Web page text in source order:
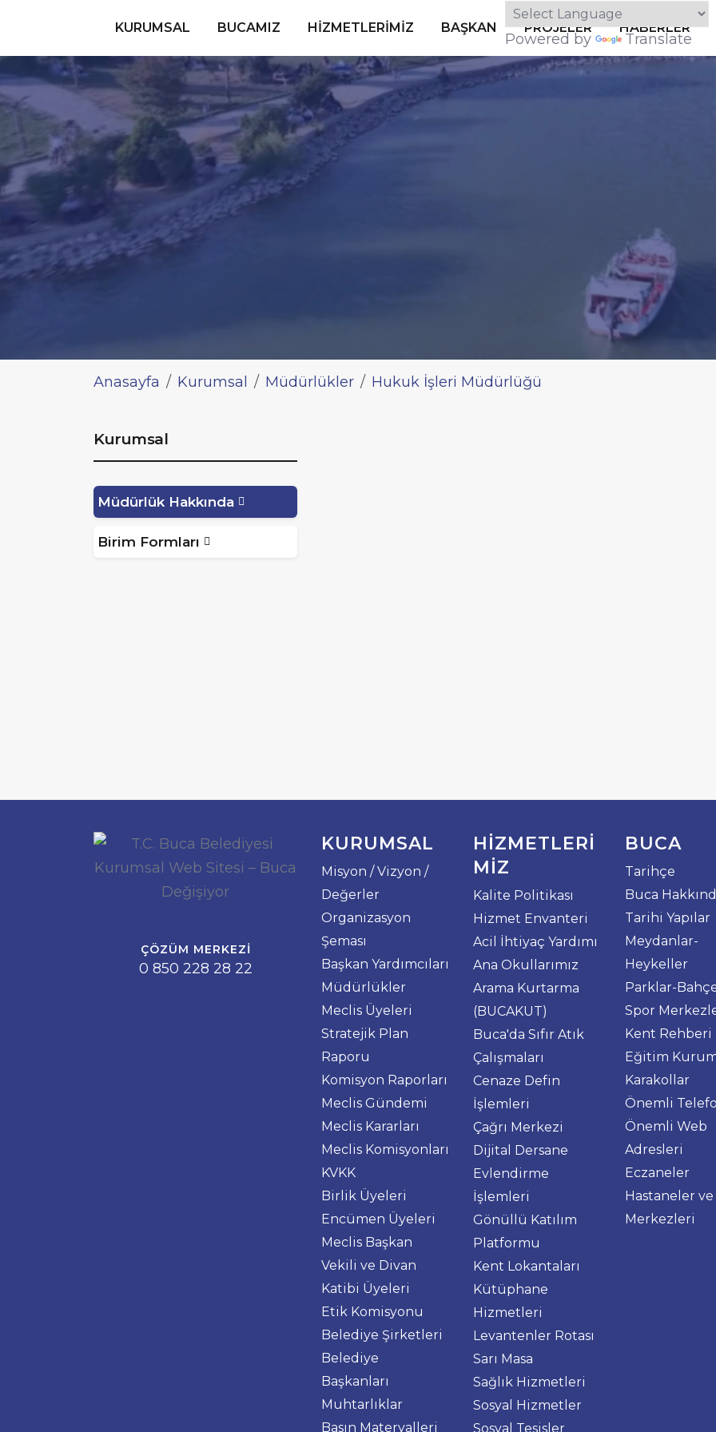
Powered by Translate
KURUMSAL BUCAMIZ HIZMETLERIMIZ BAŞKAN PROJELER HABERLER
Anasayfa Kurumsal Müdürlükler Hukuk İşleri Müdürlüğü
Kurumsal
Müdürlük Hakkında
Birim Formları
ÇÖZÜM MERKEZI
0 850 228 28 22
KURUMSAL
Misyon / Vizyon /
Değerler
Organizasyon
Şeması
Başkan Yardımcıları
Müdürlükler
Meclis Üyeleri
Stratejik Plan
Raporu
Komisyon Raporları
Meclis Gündemi
Meclis Kararları
Meclis Komisyonları
KVKK
Birlik Üyeleri
Encümen Üyeleri
Meclis Başkan
Vekili ve Divan
Katibi Üyeleri
Etik Komisyonu
Belediye Şirketleri
Belediye
Başkanları
Muhtarlıklar
Basın Materyalleri
HIZMETLERI
MIZ
Kalite Politikası
Hizmet Envanteri
Acil İhtiyaç Yardımı
Ana Okullarımız
Arama Kurtarma
(BUCAKUT)
Buca'da Sıfır Atık
Çalışmaları
Cenaze Defin
İşlemleri
Çağrı Merkezi
Dijital Dersane
Evlendirme
İşlemleri
Gönüllü Katılım
Platformu
Kent Lokantaları
Kütüphane
Hizmetleri
Levantenler Rotası
Sarı Masa
Sağlık Hizmetleri
Sosyal Hizmetler
Sosyal Tesisler
BUCA
Tarihçe
Buca
Tarihi Yapılar
Meydanlar-
Heykeller
Parklar-
Spor
Kent Rehberi
Eğitim
Karakollar
Önemli
Önemli Web
Adresleri
Eczaneler
Hastaneler ve
Merkezleri